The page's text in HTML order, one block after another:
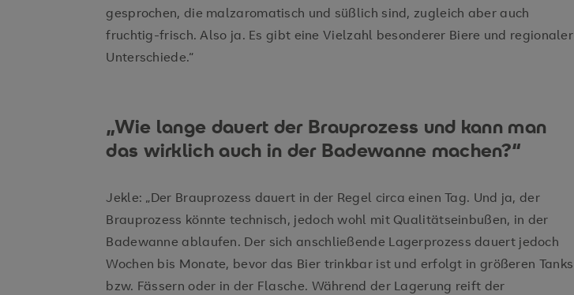
gesprochen, die malzaromatisch und süßlich sind, zugleich aber auch
fruchtig-frisch. Also ja. Es gibt eine Vielzahl besonderer Biere und regionaler
Unterschiede.“
„Wie lange dauert der Brauprozess und kann man
das wirklich auch in der Badewanne machen?“
Jekle: „Der Brauprozess dauert in der Regel circa einen Tag. Und ja, der
Brauprozess könnte technisch, jedoch wohl mit Qualitätseinbußen, in der
Badewanne ablaufen. Der sich anschließende Lagerprozess dauert jedoch
Wochen bis Monate, bevor das Bier trinkbar ist und erfolgt in größeren Tanks
bzw. Fässern oder in der Flasche. Während der Lagerung reift der